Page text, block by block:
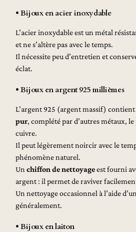
• Bijoux en acier inoxydable
L’acier inoxydable est un métal
et ne s’altère pas avec le temps.
Il nécessite peu d’entretien et
éclat.
• Bijoux en argent 925 millièmes
L’argent 925 (argent massif) contient
pur, complété par d’autres métaux,
cuivre.
Il peut légèrement noircir avec le
phénomène naturel.
Un chiffon de nettoyageest fourni
argent : il permet de raviver
Un nettoyage occasionnel à l’aide
généralement.
• Bijoux en laiton